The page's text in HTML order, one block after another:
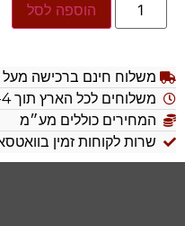
הוספה לסל
משלוח חינם ברכישה מעל 300 ש״ח
משלוחים לכל הארץ תוך 1-4 ימי עסקים
המחירים כוללים מע״מ
שרות לקוחות זמין בוואטסאפ: 054-